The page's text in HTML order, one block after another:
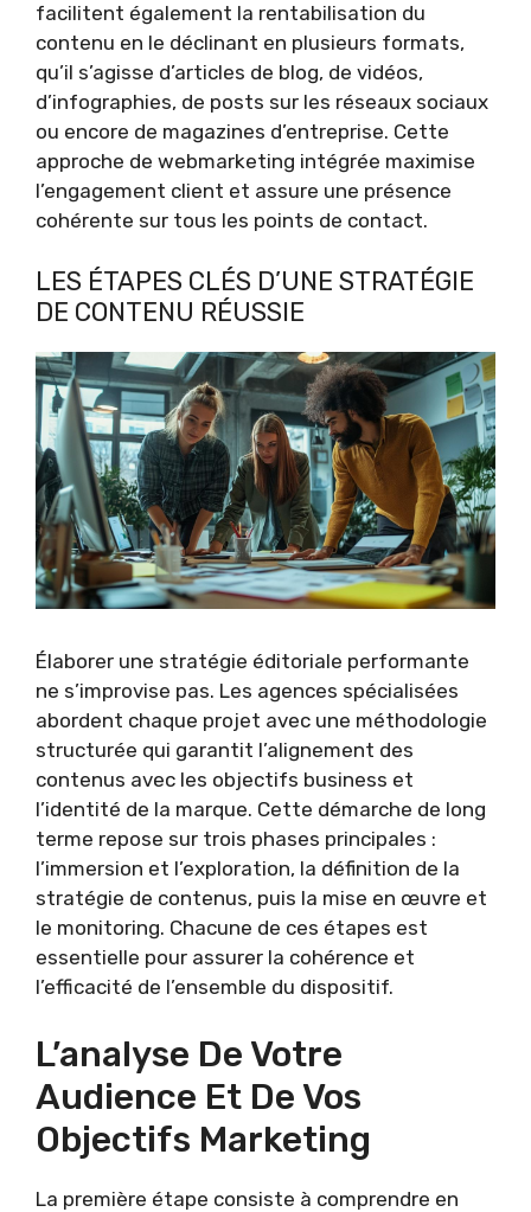
facilitent également la rentabilisation du
contenu en le déclinant en plusieurs formats,
qu’il s’agisse d’articles de blog, de vidéos,
d’infographies, de posts sur les réseaux sociaux
ou encore de magazines d’entreprise. Cette
approche de webmarketing intégrée maximise
l’engagement client et assure une présence
cohérente sur tous les points de contact.
LES ÉTAPES CLÉS D’UNE STRATÉGIE
DE CONTENU RÉUSSIE
Élaborer une stratégie éditoriale performante
ne s’improvise pas. Les agences spécialisées
abordent chaque projet avec une méthodologie
structurée qui garantit l’alignement des
contenus avec les objectifs business et
l’identité de la marque. Cette démarche de long
terme repose sur trois phases principales :
l’immersion et l’exploration, la définition de la
stratégie de contenus, puis la mise en œuvre et
le monitoring. Chacune de ces étapes est
essentielle pour assurer la cohérence et
l’efficacité de l’ensemble du dispositif.
L’analyse De Votre
Audience Et De Vos
Objectifs Marketing
La première étape consiste à comprendre en